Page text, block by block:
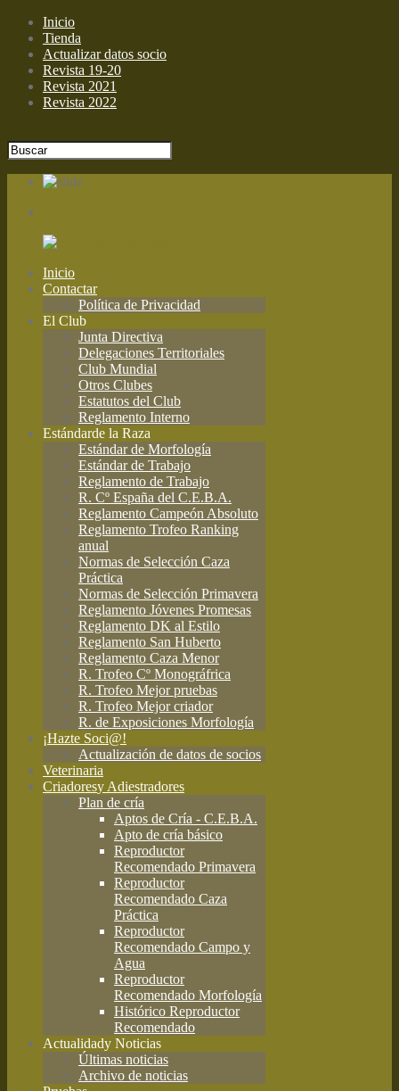
Inicio
Tienda
Actualizar datos socio
Revista 19-20
Revista 2021
Revista 2022
Inicio
Contactar
Política de Privacidad
El Club
Junta Directiva
Delegaciones Territoriales
Club Mundial
Otros Clubes
Estatutos del Club
Reglamento Interno
Estándarde la Raza
Estándar de Morfología
Estándar de Trabajo
Reglamento de Trabajo
R. Cº España del C.E.B.A.
Reglamento Campeón Absoluto
Reglamento Trofeo Ranking
anual
Normas de Selección Caza
Práctica
Normas de Selección Primavera
Reglamento Jóvenes Promesas
Reglamento DK al Estilo
Reglamento San Huberto
Reglamento Caza Menor
R. Trofeo Cº Monográfrica
R. Trofeo Mejor pruebas
R. Trofeo Mejor criador
R. de Exposiciones Morfología
¡Hazte Soci@!
Actualización de datos de socios
Veterinaria
Criadoresy Adiestradores
Plan de cría
Aptos de Cría - C.E.B.A.
Apto de cría básico
Reproductor
Recomendado Primavera
Reproductor
Recomendado Caza
Práctica
Reproductor
Recomendado Campo y
Agua
Reproductor
Recomendado Morfología
Histórico Reproductor
Recomendado
Actualidady Noticias
Últimas noticias
Archivo de noticias